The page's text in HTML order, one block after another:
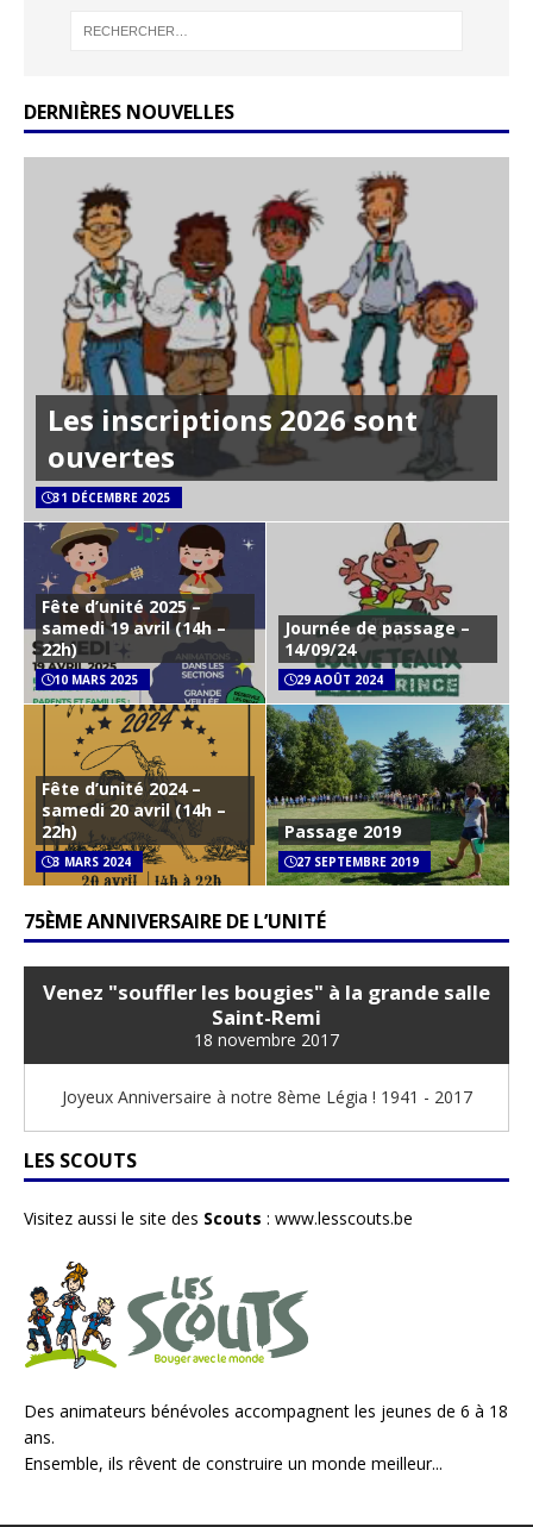
DERNIÈRES NOUVELLES
Les inscriptions 2026 sont
ouvertes
31 DÉCEMBRE 2025
Fête d’unité 2025 –
samedi 19 avril (14h –
22h)
10 MARS 2025
Journée de passage –
14/09/24
29 AOÛT 2024
Fête d’unité 2024 –
samedi 20 avril (14h –
22h)
3 MARS 2024
Passage 2019
27 SEPTEMBRE 2019
75ÈME ANNIVERSAIRE DE L’UNITÉ
Venez "souffler les bougies" à la grande salle
Saint-Remi
18 novembre 2017
Joyeux Anniversaire à notre 8ème Légia ! 1941 - 2017
LES SCOUTS
Visitez aussi le site des Scouts : www.lesscouts.be
Des animateurs bénévoles accompagnent les jeunes de 6 à 18
ans.
Ensemble, ils rêvent de construire un monde meilleur...